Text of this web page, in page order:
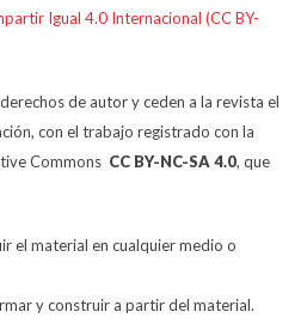
Igual 4.0 Internacional (CC BY-
de autor y ceden a la revista el
con el trabajo registrado con la
Commons CC BY-NC-SA 4.0, que
el material en cualquier medio o
y construir a partir del material.